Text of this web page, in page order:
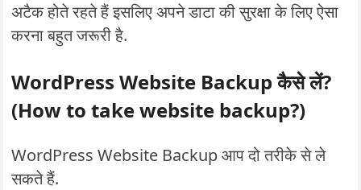
अटैक होते रहते हैं इसलिए अपने डाटा की सुरक्षा के लिए ऐसा
करना बहुत जरूरी है.
WordPress Website Backup कैसे लें?
(How to take website backup?)
WordPress Website Backup आप दो तरीके से ले
सकते हैं.